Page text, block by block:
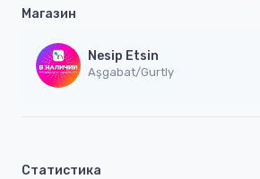
Магазин
Nesip Etsin
Aşgabat/Gurtly
Статистика